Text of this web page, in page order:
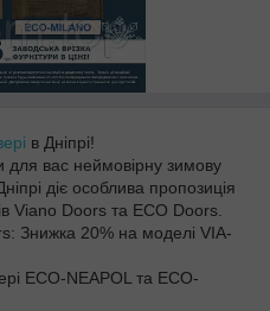
в Дніпрі!
для вас неймовірну зимову
діє особлива пропозиція
Viano Doors та ECO Doors.
Знижка 20% на моделі VIA-
ECO-NEAPOL та ECO-